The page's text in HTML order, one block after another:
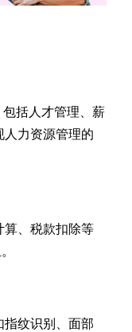
括人才管理、薪
人力资源管理的
算、税款扣除等
纹识别、面部